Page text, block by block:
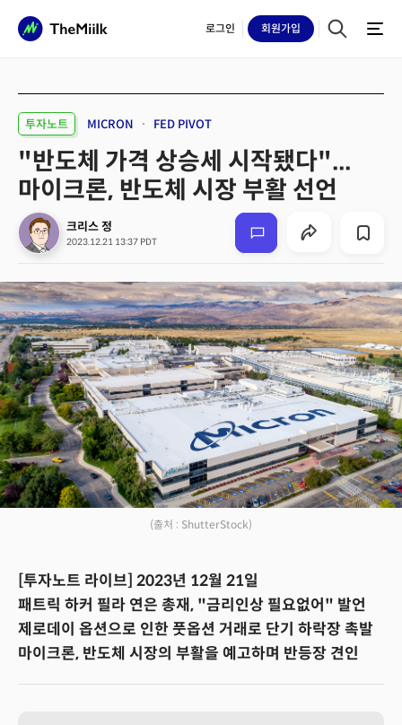
로그인 회원가입
투자노트 MICRON FED PIVOT
"반도체 가격 상승세 시작됐다"...
마이크론, 반도체 시장 부활 선언
크리스 정
2023.12.21 13:37 PDT
(출처 : ShutterStock)
[투자노트 라이브] 2023년 12월 21일
패트릭 하커 필라 연은 총재, "금리인상 필요없어" 발언
제로데이 옵션으로 인한 풋옵션 거래로 단기 하락장 촉발
마이크론, 반도체 시장의 부활을 예고하며 반등장 견인